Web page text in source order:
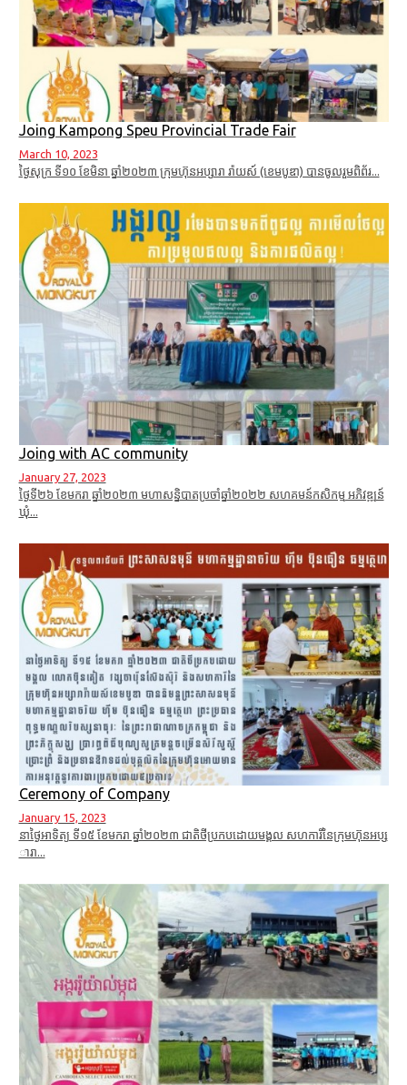
Joing Kampong Speu Provincial Trade Fair
March 10, 2023
ថ្ងៃសុក្រ ទី១០ ខែមិនា ឆ្នាំ២០២៣ ក្រុមហ៊ុនអប្សារា រ៉ាយស៍ (ខេមបូឌា) បានចូលរួមពិព័រ...
Joing with AC community
January 27, 2023
ថ្ងៃទី២៦ ខែមករា ឆ្នាំ២០២៣ មហាសន្និបាតប្រចាំឆ្នាំ២០២២ សហគមន៍កសិកម្ម អភិវឌ្ឍន៍
ឃុំ...
Ceremony of Company
January 15, 2023
នាថ្ងៃអាទិត្យ ទី១៥ ខែមករា ឆ្នាំ២០២៣ ជាតិថីប្រកបដោយមង្គល សហការីនៃក្រុមហ៊ុនអប្ស
ារា...